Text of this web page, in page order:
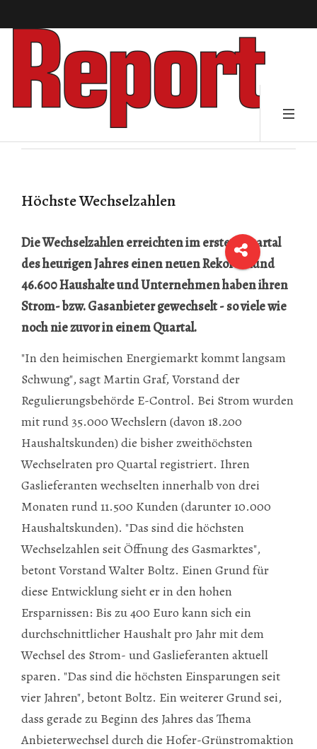
Höchste Wechselzahlen
Die Wechselzahlen erreichten im ersten Quartal
des heurigen Jahres einen neuen Rekord: Rund
46.600 Haushalte und Unternehmen haben ihren
Strom- bzw. Gasanbieter gewechselt - so viele wie
noch nie zuvor in einem Quartal.
"In den heimischen Energiemarkt kommt langsam
Schwung", sagt Martin Graf, Vorstand der
Regulierungsbehörde E-Control. Bei Strom wurden
mit rund 35.000 Wechslern (davon 18.200
Haushaltskunden) die bisher zweithöchsten
Wechselraten pro Quartal registriert. Ihren
Gaslieferanten wechselten innerhalb von drei
Monaten rund 11.500 Kunden (darunter 10.000
Haushaltskunden). "Das sind die höchsten
Wechselzahlen seit Öffnung des Gasmarktes",
betont Vorstand Walter Boltz. Einen Grund für
diese Entwicklung sieht er in den hohen
Ersparnissen: Bis zu 400 Euro kann sich ein
durchschnittlicher Haushalt pro Jahr mit dem
Wechsel des Strom- und Gaslieferanten aktuell
sparen. "Das sind die höchsten Einsparungen seit
vier Jahren", betont Boltz. Ein weiterer Grund sei,
dass gerade zu Beginn des Jahres das Thema
Anbieterwechsel durch die Hofer-Grünstromaktion